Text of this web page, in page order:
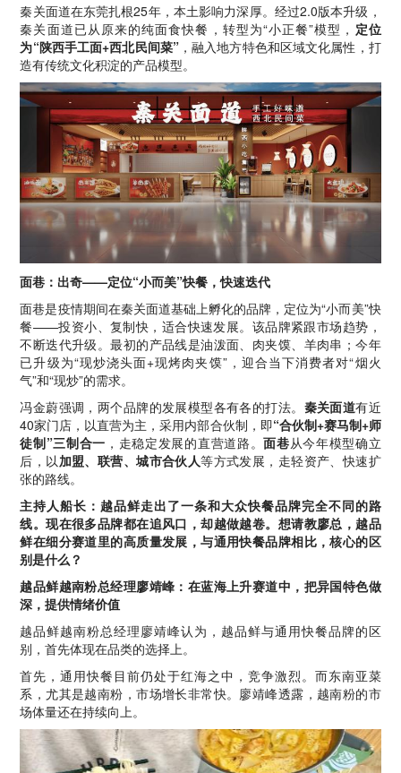
秦关面道在东莞扎根25年，本土影响力深厚。经过2.0版本升级，
秦关面道已从原来的纯面食快餐，转型为“小正餐”模型， 定位
为“陕西手工面+西北民间菜”，融入地方特色和区域文化属性，打
造有传统文化积淀的产品模型。
面巷：出奇——定位“小而美”快餐，快速迭代
面巷是疫情期间在秦关面道基础上孵化的品牌，定位为“小而美”快
餐——投资小、复制快，适合快速发展。该品牌紧跟市场趋势，
不断迭代升级。最初的产品线是油泼面、肉夹馍、羊肉串；今年
已升级为“现炒浇头面+现烤肉夹馍”，迎合当下消费者对“烟火
气”和“现炒”的需求。
冯金蔚强调，两个品牌的发展模型各有各的打法。 秦关面道有近
40家门店，以直营为主，采用内部合伙制，即“合伙制+赛马制+师
徒制”三制合一 ，走稳定发展的直营道路。面巷从今年模型确立
后，以 加盟、联营、城市合伙人等方式发展，走轻资产、快速扩
张的路线。
主持人船长：越品鲜走出了一条和大众快餐品牌完全不同的路
线。现在很多品牌都在追风口，却越做越卷。想请教廖总，越品
鲜在细分赛道里的高质量发展，与通用快餐品牌相比，核心的区
别是什么？
越品鲜越南粉总经理廖靖峰：在蓝海上升赛道中，把异国特色做
深，提供情绪价值
越品鲜越南粉总经理廖靖峰认为，越品鲜与通用快餐品牌的区
别，首先体现在品类的选择上。
首先，通用快餐目前仍处于红海之中，竞争激烈。而东南亚菜
系，尤其是越南粉，市场增长非常快。廖靖峰透露，越南粉的市
场体量还在持续向上。